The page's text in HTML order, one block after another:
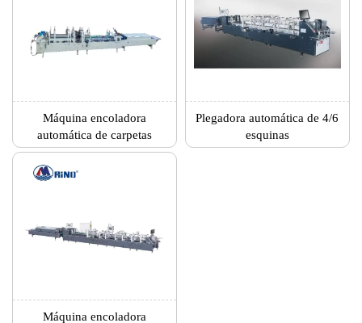
Máquina encoladora
automática de carpetas
Plegadora automática de 4/6
esquinas
Máquina encoladora